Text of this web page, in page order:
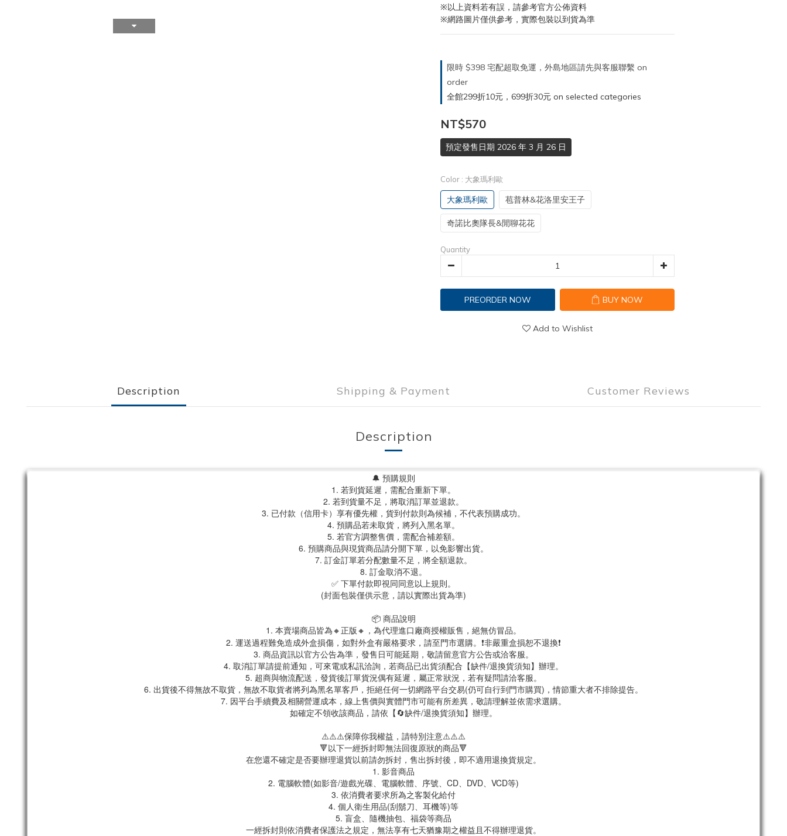
※以上資料若有誤，請參考官方公佈資料
※網路圖片僅供參考，實際包裝以到貨為準
限時 $398 宅配超取免運，外島地區請先與客服聯繫 on
order
全館299折10元，699折30元 on selected categories
NT$570
預定發售日期 2026 年 3 月 26 日
Color : 大象瑪利歐
大象瑪利歐 苞普林&花洛里安王子
奇諾比奧隊長&閒聊花花
Quantity
PREORDER NOW BUY NOW
Add to Wishlist
Description Shipping & Payment Customer Reviews
Description
🔔 預購規則
1. 若到貨延遲，需配合重新下單。
2. 若到貨量不足，將取消訂單並退款。
3. 已付款（信用卡）享有優先權，貨到付款則為候補，不代表預購成功。
4. 預購品若未取貨，將列入黑名單。
5. 若官方調整售價，需配合補差額。
6. 預購商品與現貨商品請分開下單，以免影響出貨。
7. 訂金訂單若分配數量不足，將全額退款。
8. 訂金取消不退。
✅ 下單付款即視同同意以上規則。
(封面包裝僅供示意，請以實際出貨為準)
📦 商品說明
1. 本賣場商品皆為🔸正版🔸，為代理進口廠商授權販售，絕無仿冒品。
2. 運送過程難免造成外盒損傷，如對外盒有嚴格要求，請至門市選購。❗非嚴重盒損恕不退換❗
3. 商品資訊以官方公告為準，發售日可能延期，敬請留意官方公告或洽客服。
4. 取消訂單請提前通知，可來電或私訊洽詢，若商品已出貨須配合【缺件/退換貨須知】辦理。
5. 超商與物流配送，發貨後訂單貨況偶有延遲，屬正常狀況，若有疑問請洽客服。
6. 出貨後不得無故不取貨，無故不取貨者將列為黑名單客戶，拒絕任何一切網路平台交易(仍可自行到門市購買)，情節重大者不排除提告。
7. 因平台手續費及相關營運成本，線上售價與實體門市可能有所差異，敬請理解並依需求選購。
如確定不領收該商品，請依【🔄缺件/退換貨須知】辦理。
⚠️⚠️⚠️保障你我權益，請特別注意⚠️⚠️⚠️
🔻以下一經拆封即無法回復原狀的商品🔻
在您還不確定是否要辦理退貨以前請勿拆封，售出拆封後，即不適用退換貨規定。
1. 影音商品
2. 電腦軟體(如影音/遊戲光碟、電腦軟體、序號、CD、DVD、VCD等)
3. 依消費者要求所為之客製化給付
4. 個人衛生用品(刮鬍刀、耳機等)等
5. 盲盒、隨機抽包、福袋等商品
一經拆封則依消費者保護法之規定，無法享有七天猶豫期之權益且不得辦理退貨。